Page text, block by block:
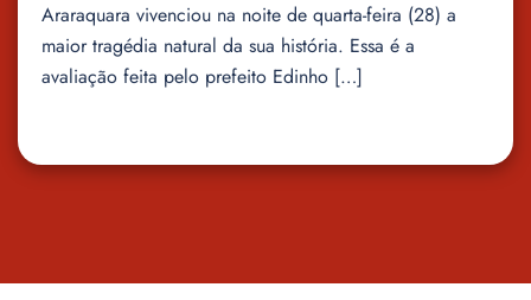
Araraquara vivenciou na noite de quarta-feira (28) a
maior tragédia natural da sua história. Essa é a
avaliação feita pelo prefeito Edinho […]